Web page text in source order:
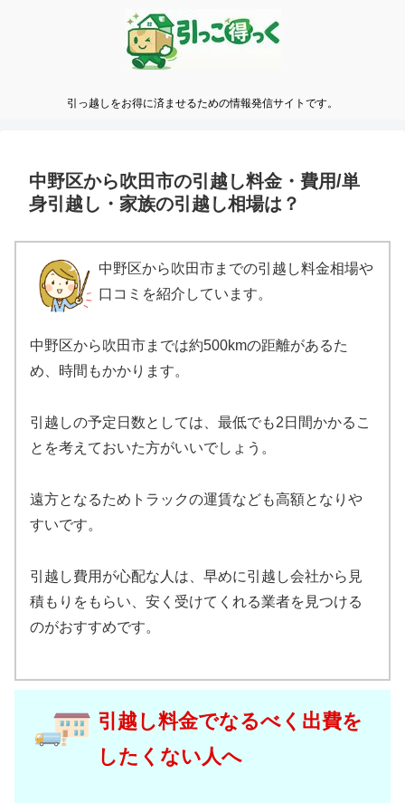
引っ越しをお得に済ませるための情報発信サイトです。
中野区から吹田市の引越し料金・費用/単
身引越し・家族の引越し相場は？
中野区から吹田市までの引越し料金相場や
口コミを紹介しています。
中野区から吹田市までは約500kmの距離があるた
め、時間もかかります。
引越しの予定日数としては、最低でも2日間かかるこ
とを考えておいた方がいいでしょう。
遠方となるためトラックの運賃なども高額となりや
すいです。
引越し費用が心配な人は、早めに引越し会社から見
積もりをもらい、安く受けてくれる業者を見つける
のがおすすめです。
引越し料金でなるべく出費を
したくない人へ